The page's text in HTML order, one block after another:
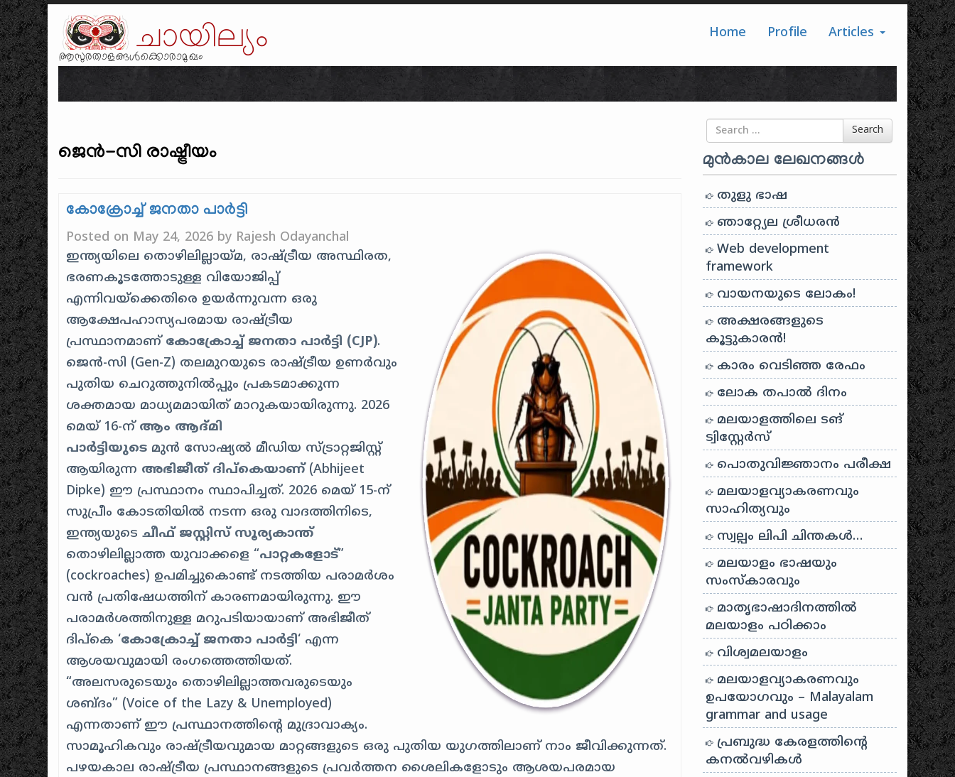
ചായില്യം
ആസുരതാളങ്ങൾക്കൊരാമുഖം
Home Profile Articles
Skip to content
ജെൻ-സി രാഷ്ട്രീയം
കോക്രോച്ച് ജനതാ പാർട്ടി
Posted on May 24, 2026 by Rajesh Odayanchal
ഇന്ത്യയിലെ തൊഴിലില്ലായ്മ, രാഷ്ട്രീയ അസ്ഥിരത,
ഭരണകൂടത്തോടുള്ള വിയോജിപ്പ്
എന്നിവയ്ക്കെതിരെ ഉയർന്നുവന്ന ഒരു
ആക്ഷേപഹാസ്യപരമായ രാഷ്ട്രീയ
പ്രസ്ഥാനമാണ് കോക്രോച്ച് ജനതാ പാർട്ടി (CJP).
ജെൻ-സി (Gen-Z) തലമുറയുടെ രാഷ്ട്രീയ ഉണർവും
പുതിയ ചെറുത്തുനിൽപ്പും പ്രകടമാക്കുന്ന
ശക്തമായ മാധ്യമമായിത് മാറുകയായിരുന്നു. 2026
മെയ് 16-ന് ആം ആദ്മി
പാർട്ടിയുടെ മുൻ സോഷ്യൽ മീഡിയ സ്ട്രാറ്റജിസ്റ്റ്
ആയിരുന്ന അഭിജീത് ദിപ്കെയാണ്(Abhijeet
Dipke) ഈ പ്രസ്ഥാനം സ്ഥാപിച്ചത്. 2026 മെയ് 15-ന്
സുപ്രീം കോടതിയിൽ നടന്ന ഒരു വാദത്തിനിടെ,
ഇന്ത്യയുടെചീഫ് ജസ്റ്റിസ് സൂര്യകാന്ത്
തൊഴിലില്ലാത്ത യുവാക്കളെ “പാറ്റകളോട്”
(cockroaches) ഉപമിച്ചുകൊണ്ട് നടത്തിയ പരാമർശം
വൻ പ്രതിഷേധത്തിന് കാരണമായിരുന്നു. ഈ
പരാമർശത്തിനുള്ള മറുപടിയായാണ് അഭിജീത്
ദിപ്കെ ‘കോക്രോച്ച് ജനതാ പാർട്ടി‘ എന്ന
ആശയവുമായി രംഗത്തെത്തിയത്.
“അലസരുടെയും തൊഴിലില്ലാത്തവരുടെയും
ശബ്ദം” (Voice of the Lazy & Unemployed)
എന്നതാണ് ഈ പ്രസ്ഥാനത്തിന്റെ മുദ്രാവാക്യം.
സാമൂഹികവും രാഷ്ട്രീയവുമായ മാറ്റങ്ങളുടെ ഒരു പുതിയ യുഗത്തിലാണ് നാം ജീവിക്കുന്നത്.
പഴയകാല രാഷ്ട്രീയ പ്രസ്ഥാനങ്ങളുടെ പ്രവർത്തന ശൈലികളോടും ആശയപരമായ
Search for Search
മുൻകാല ലേഖനങ്ങൾ
തുളു ഭാഷ
ഞാറ്റ്യേല ശ്രീധരൻ
Web development
framework
വായനയുടെ ലോകം!
അക്ഷരങ്ങളുടെ
കൂട്ടുകാരൻ!
കാരം വെടിഞ്ഞ രേഫം
ലോക തപാൽ ദിനം
മലയാളത്തിലെ ടങ്
ട്വിസ്റ്റേർസ്
പൊതുവിജ്ഞാനം പരീക്ഷ
മലയാളവ്യാകരണവും
സാഹിത്യവും
സ്വല്പം ലിപി ചിന്തകൾ…
മലയാളം ഭാഷയും
സംസ്കാരവും
മാതൃഭാഷാദിനത്തിൽ
മലയാളം പഠിക്കാം
വിശ്വമലയാളം
മലയാളവ്യാകരണവും
ഉപയോഗവും – Malayalam
grammar and usage
പ്രബുദ്ധ കേരളത്തിന്റെ
കനൽവഴികൾ